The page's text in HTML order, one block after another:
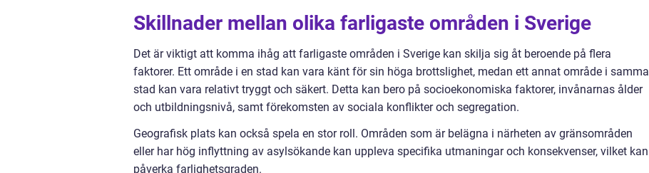
Skillnader mellan olika farligaste områden i Sverige
Det är viktigt att komma ihåg att farligaste områden i Sverige kan skilja sig åt beroende på flera
faktorer. Ett område i en stad kan vara känt för sin höga brottslighet, medan ett annat område i samma
stad kan vara relativt tryggt och säkert. Detta kan bero på socioekonomiska faktorer, invånarnas ålder
och utbildningsnivå, samt förekomsten av sociala konflikter och segregation.
Geografisk plats kan också spela en stor roll. Områden som är belägna i närheten av gränsområden
eller har hög inflyttning av asylsökande kan uppleva specifika utmaningar och konsekvenser, vilket kan
påverka farlighetsgraden.